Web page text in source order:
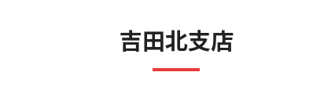
吉田北支店